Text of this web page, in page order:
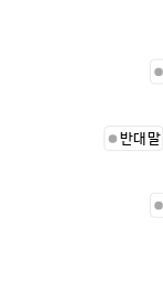
반대말